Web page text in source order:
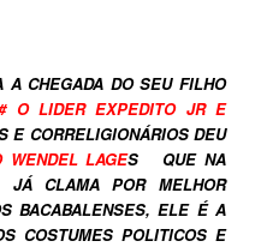
A CHEGADA DO SEU FILHO
O LIDER EXPEDITO JR E
E CORRELIGIONÁRIOS DEU
WENDEL LAGES QUE NA
JÁ CLAMA POR MELHOR
BACABALENSES, ELE É A
COSTUMES POLITICOS E